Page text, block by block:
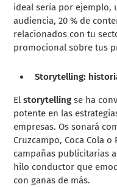
ideal sería por ejemplo,
audiencia, 20 % de
relacionados con tu
promocional sobre tus
Storytelling:
Elstorytelling se ha
potente en las
empresas. Os sonará
Cruzcampo, Coca Cola
campañas publicitarias
hilo conductor que
con ganas de más.